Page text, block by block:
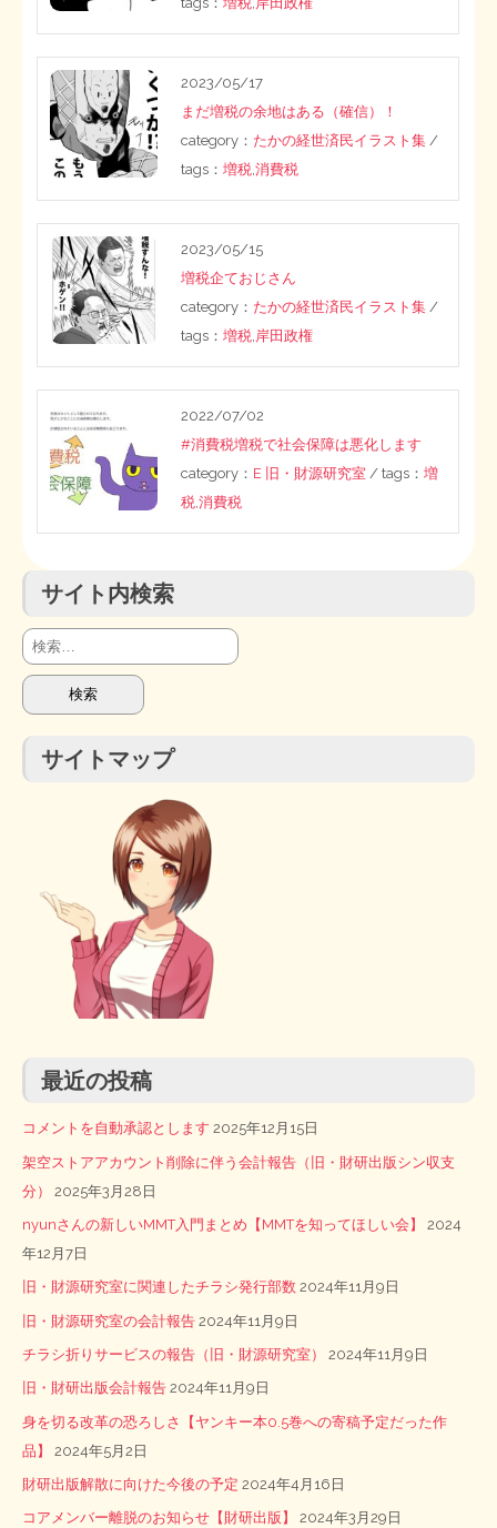
2023/05/17
まだ増税の余地はある（確信）！
category： たかの経世済民イラスト集 /
tags：増税,消費税
2023/05/15
増税企ておじさん
category： たかの経世済民イラスト集 /
tags：増税,岸田政権
2022/07/02
#消費税増税で社会保障は悪化します
category： E 旧・財源研究室 / tags：増
税,消費税
サイト内検索
検
索:
サイトマップ
最近の投稿
コメントを自動承認とします 2025年12月15日
架空ストアアカウント削除に伴う会計報告（旧・財研出版シン収支
分）
2025年3月28日
nyunさんの新しいMMT入門まとめ【MMTを知ってほしい会】
2024
年12月7日
旧・財源研究室に関連したチラシ発行部数 2024年11月9日
旧・財源研究室の会計報告 2024年11月9日
チラシ折りサービスの報告（旧・財源研究室） 2024年11月9日
旧・財研出版会計報告 2024年11月9日
身を切る改革の恐ろしさ【ヤンキー本0.5巻への寄稿予定だった作
品】
2024年5月2日
財研出版解散に向けた今後の予定 2024年4月16日
コアメンバー離脱のお知らせ【財研出版】 2024年3月29日